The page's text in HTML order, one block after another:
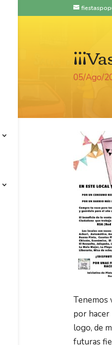
05/Ago/
Tenemos
por hacer
logo, de
futuras